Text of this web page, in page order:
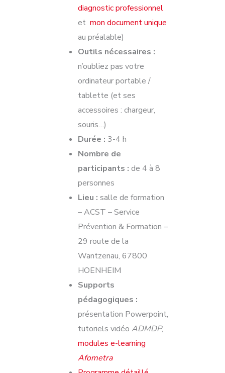
diagnostic professionnel
et mon document unique
au préalable)
Outils nécessaires :
n’oubliez pas votre
ordinateur portable /
tablette (et ses
accessoires : chargeur,
souris…)
Durée : 3-4 h
Nombre de
participants : de 4 à 8
personnes
Lieu : salle de formation
– ACST – Service
Prévention & Formation –
29 route de la
Wantzenau, 67800
HOENHEIM
Supports
pédagogiques :
présentation Powerpoint,
tutoriels vidéo ADMDP,
modules e-learning
Afometra